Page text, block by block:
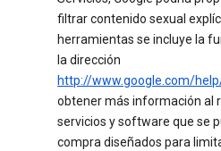
filtrar contenido sexual
herramientas se incluye la
la dirección
http://www.google.com/
obtener más información al
servicios y software que se
compra diseñados para